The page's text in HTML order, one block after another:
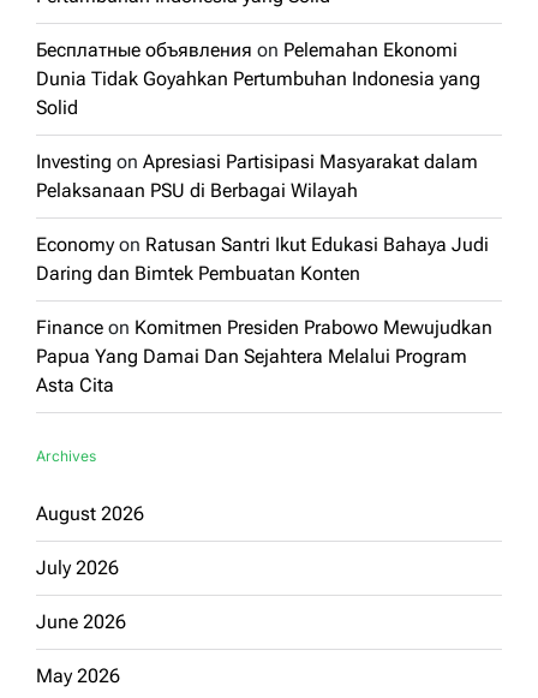
Бесплатные объявления on Pelemahan Ekonomi
Dunia Tidak Goyahkan Pertumbuhan Indonesia yang
Solid
Investing on Apresiasi Partisipasi Masyarakat dalam
Pelaksanaan PSU di Berbagai Wilayah
Economy on Ratusan Santri Ikut Edukasi Bahaya Judi
Daring dan Bimtek Pembuatan Konten
Finance on Komitmen Presiden Prabowo Mewujudkan
Papua Yang Damai Dan Sejahtera Melalui Program
Asta Cita
Archives
August 2026
July 2026
June 2026
May 2026